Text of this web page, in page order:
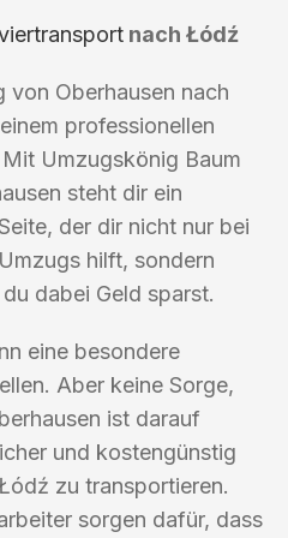
nach Łódź
von Oberhausen nach
professionellen
Umzugskönig Baum
steht dir ein
der dir nicht nur bei
hilft, sondern
dabei Geld sparst.
eine besondere
Aber keine Sorge,
ist darauf
und kostengünstig
zu transportieren.
sorgen dafür, dass